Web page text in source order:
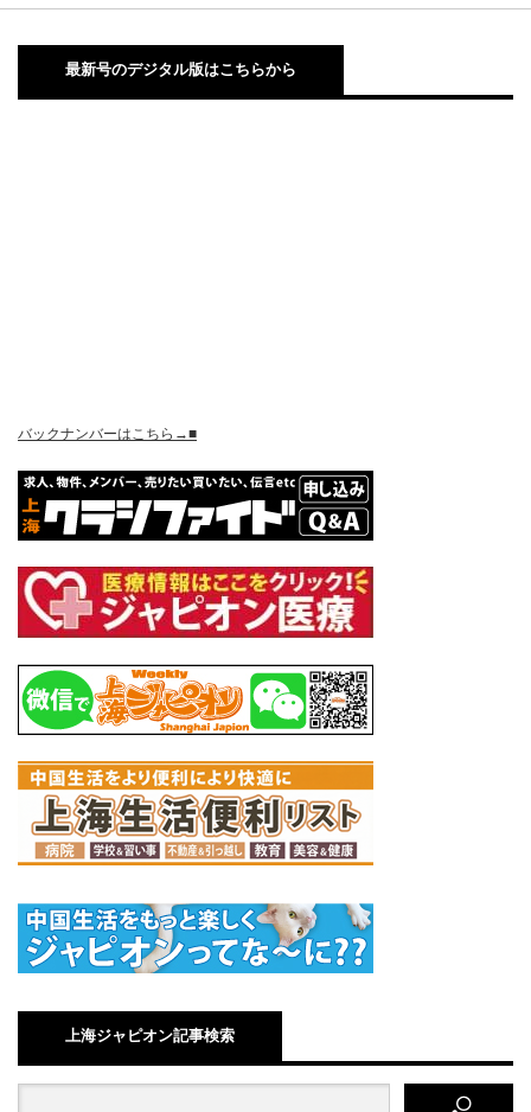
最新号のデジタル版はこちらから
バックナンバーはこちら→■
上海ジャピオン記事検索